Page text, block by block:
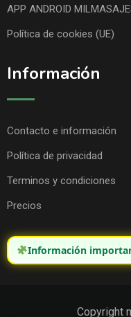
APP ANDROID
Política de cookies (UE)
Información
Contacto e información
Política de privacidad
Terminos y condiciones
Precios
Información
Copyright